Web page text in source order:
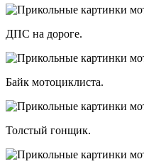
ДПС на дороге.
Байк мотоциклиста.
Толстый гонщик.